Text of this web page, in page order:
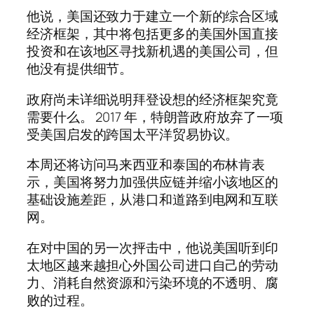
他说，美国还致力于建立一个新的综合区域
经济框架，其中将包括更多的美国外国直接
投资和在该地区寻找新机遇的美国公司，但
他没有提供细节。
政府尚未详细说明拜登设想的经济框架究竟
需要什么。 2017 年，特朗普政府放弃了一项
受美国启发的跨国太平洋贸易协议。
本周还将访问马来西亚和泰国的布林肯表
示，美国将努力加强供应链并缩小该地区的
基础设施差距，从港口和道路到电网和互联
网。
在对中国的另一次抨击中，他说美国听到印
太地区越来越担心外国公司进口自己的劳动
力、消耗自然资源和污染环境的不透明、腐
败的过程。